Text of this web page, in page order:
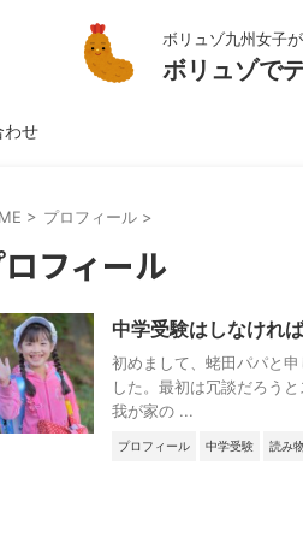
ボリュゾ九州女子
ボリュゾで
わせ
> プロフィール >
フィール
中学受験はしなけれ
初めまして、蛯田パパと
した。最初は冗談だろう
我が家の ...
プロフィール 中学受験 読み